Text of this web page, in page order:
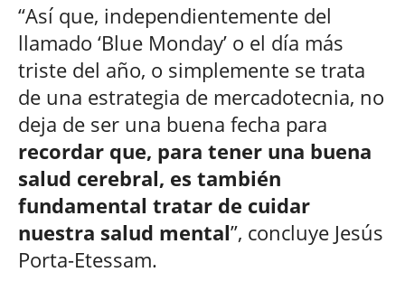
“Así que, independientemente del
llamado ‘Blue Monday’ o el día más
triste del año, o simplemente se trata
de una estrategia de mercadotecnia, no
deja de ser una buena fecha para
recordar que, para tener una buena
salud cerebral, es también
fundamental tratar de cuidar
nuestra salud mental”, concluye Jesús
Porta-Etessam.